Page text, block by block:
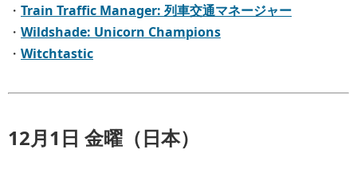
・ Train Traffic Manager: 列車交通マネージャー
・ Wildshade: Unicorn Champions
・ Witchtastic
12月1日 金曜（日本）